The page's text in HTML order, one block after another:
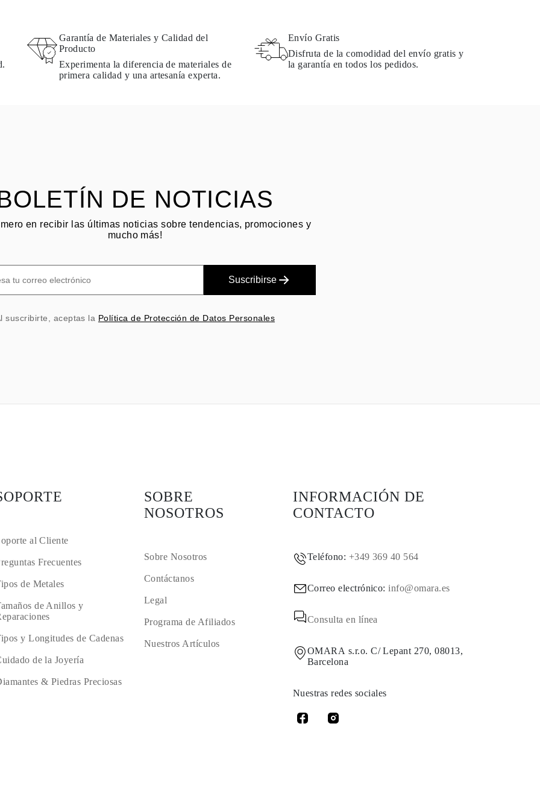
Garantía de Materiales y Calidad del
Producto
Experimenta la diferencia de materiales de
primera calidad y una artesanía experta.
Envío Gratis
Disfruta de la comodidad del envío gratis y
la garantía en todos los pedidos.
DE NOTICIAS
en recibir las últimas noticias sobre tendencias, promociones y
mucho más!
Suscribirse
suscribirte, aceptas la Política de Protección de Datos Personales
al Cliente
Frecuentes
de Metales
de Anillos y
y Longitudes de Cadenas
de la Joyería
& Piedras Preciosas
SOBRE
NOSOTROS
Sobre Nosotros
Contáctanos
Legal
Programa de Afiliados
Nuestros Artículos
INFORMACIÓN DE
CONTACTO
Teléfono: +349 369 40 564
Correo electrónico:info@omara.es
Consulta en línea
OMARA s.r.o. C/ Lepant 270, 08013,
Barcelona
Nuestras redes sociales